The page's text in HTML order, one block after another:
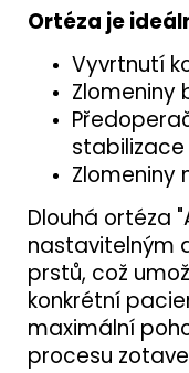
Ortéza je
Vyvrtnutí
Zlomeniny
stabilizace
Zlomeniny
Dlouhá ortéza
nastavitelným
prstů, což
konkrétní
maximální
procesu